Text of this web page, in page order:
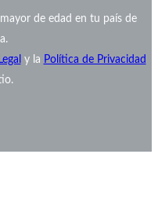
de edad en tu país de
y la Política de Privacidad